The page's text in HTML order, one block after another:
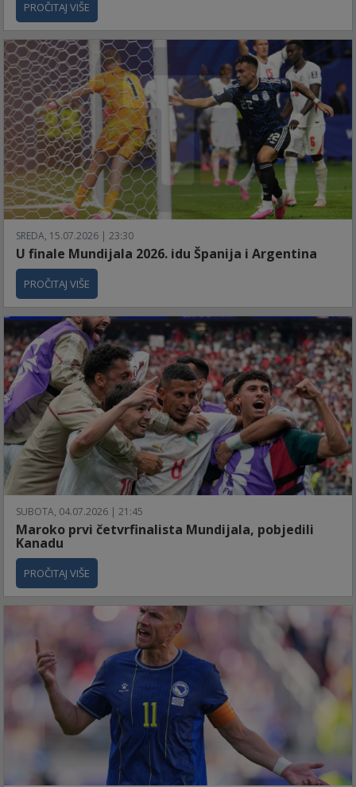
PROČITAJ VIŠE
SREDA, 15.07.2026 | 23:30
U finale Mundijala 2026. idu Španija i Argentina
PROČITAJ VIŠE
SUBOTA, 04.07.2026 | 21:45
Maroko prvi četvrfinalista Mundijala, pobjedili
Kanadu
PROČITAJ VIŠE